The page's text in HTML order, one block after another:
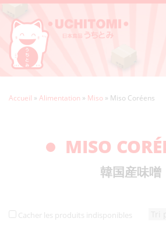
Accueil » Alimentation » Miso » Miso Coréens
MISO
韓国産味噌
Cacher les produits indisponibles